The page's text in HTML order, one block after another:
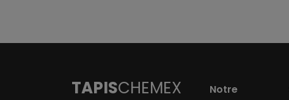
TAPISCHEMEX
Notre